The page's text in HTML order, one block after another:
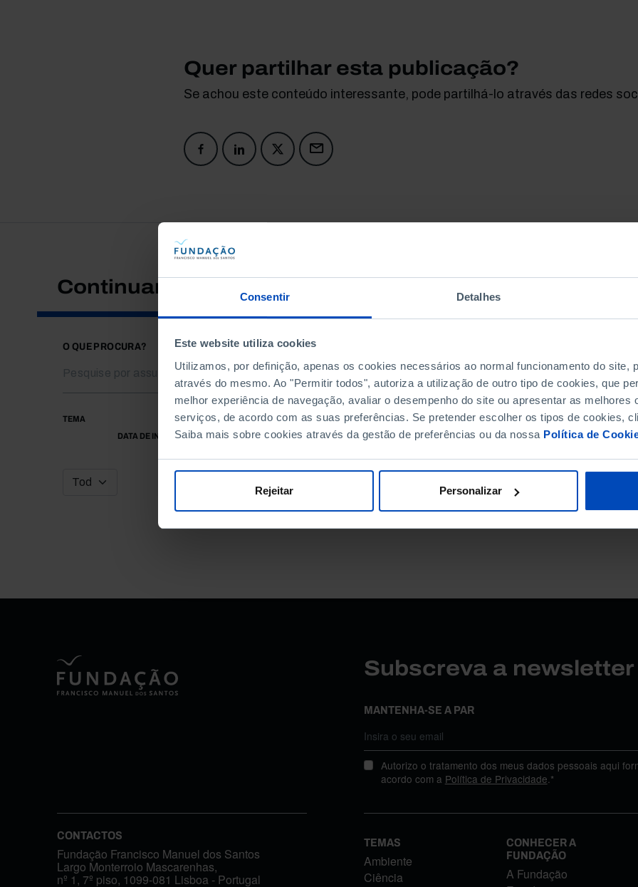
Consentir Detalhes
Este website utiliza cookies
Utilizamos, por definição, apenas os cookies necessários ao normal funcionamento do site,
através do mesmo. Ao "Permitir todos", autoriza a utilização de outro tipo de cookies, que
melhor experiência de navegação, avaliar o desempenho do site ou apresentar as melhores
serviços, de acordo com as suas preferências. Se pretender escolher os tipos de cookies,
Saiba mais sobre cookies através da gestão de preferências ou da nossa Política de
Rejeitar Personalizar
Quer partilhar esta publicação?
Se achou este conteúdo interessante, pode partilhá-lo através das redes
Continuar a pesquisar
O QUE PROCURA?
TEMA
DATA DE INÍCIO
DATA DE FIM
Subscreva a
MANTENHA-SE A PAR
Autorizo o tratamento dos meus dados pessoais aqui
acordo com a Política de Privacidade.*
CONTACTOS
Fundação Francisco Manuel dos Santos
Largo Monterroio Mascarenhas,
nº 1, 7º piso, 1099-081 Lisboa - Portugal
TEMAS
Ambiente
Ciência
CONHECER A
FUNDAÇÃO
A Fundação